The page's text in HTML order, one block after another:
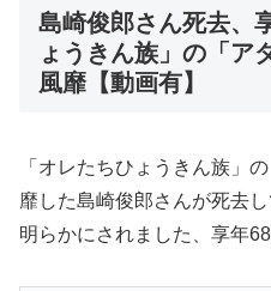
島崎俊郎さん死去、
ょうきん族」の「ア
風靡【動画有】
「オレたちひょうきん族」
靡した島崎俊郎さんが死去
明らかにされました、享年68